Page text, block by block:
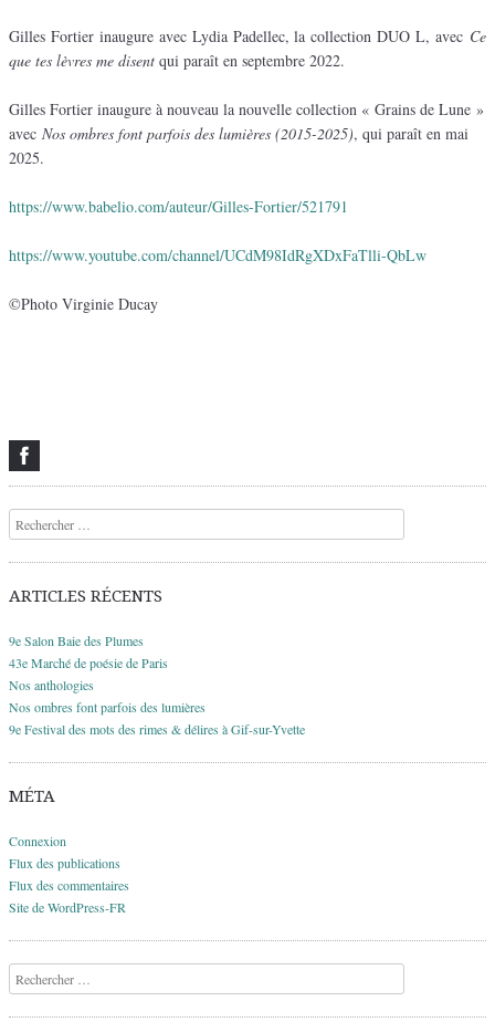
Gilles Fortier inaugure avec Lydia Padellec, la collection DUO L, avec Ce
que tes lèvres me disent qui paraît en septembre 2022.
Gilles Fortier inaugure à nouveau la nouvelle collection « Grains de Lune »
avec Nos ombres font parfois des lumières (2015-2025), qui paraît en mai
2025.
https://www.babelio.com/auteur/Gilles-Fortier/521791
https://www.youtube.com/channel/UCdM98IdRgXDxFaTlli-QbLw
©Photo Virginie Ducay
Recherche
ARTICLES RÉCENTS
9e Salon Baie des Plumes
43e Marché de poésie de Paris
Nos anthologies
Nos ombres font parfois des lumières
9e Festival des mots des rimes & délires à Gif-sur-Yvette
MÉTA
Connexion
Flux des publications
Flux des commentaires
Site de WordPress-FR
Recherche